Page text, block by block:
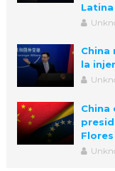
China
la
China
Flores